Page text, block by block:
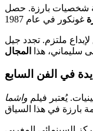
شخصيات بارزة. حصل
ملتزم. تجدد جيل
سليماني، هذا
المجال
في الفن السابع
يُعتبر فيلم واشما